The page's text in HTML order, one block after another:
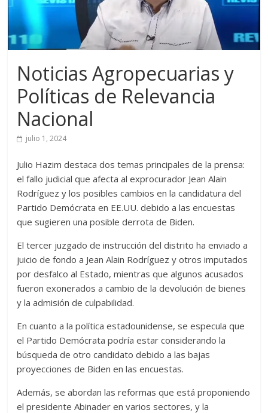
Noticias Agropecuarias y
Políticas de Relevancia
Nacional
julio 1, 2024
Julio Hazim destaca dos temas principales de la prensa:
el fallo judicial que afecta al exprocurador Jean Alain
Rodríguez y los posibles cambios en la candidatura del
Partido Demócrata en EE.UU. debido a las encuestas
que sugieren una posible derrota de Biden.
El tercer juzgado de instrucción del distrito ha enviado a
juicio de fondo a Jean Alain Rodríguez y otros imputados
por desfalco al Estado, mientras que algunos acusados
fueron exonerados a cambio de la devolución de bienes
y la admisión de culpabilidad.
En cuanto a la política estadounidense, se especula que
el Partido Demócrata podría estar considerando la
búsqueda de otro candidato debido a las bajas
proyecciones de Biden en las encuestas.
Además, se abordan las reformas que está proponiendo
el presidente Abinader en varios sectores, y la